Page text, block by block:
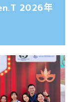
2026年